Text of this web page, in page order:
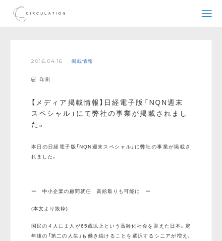
2016.04.16 掲載情報
印刷
【メディア掲載情報】日経電子版「NQN週末
スペシャル」にて弊社の事業が掲載されまし
た。
本日の日経電子版「NQN週末スペシャル」に弊社の事業が掲載さ
れました。
ー 中小企業の顧問就任 高給取りも可能に ー
(本文より抜粋)
国民の４人に１人が65歳以上という高齢化社会を迎えた日本。定
年後の「第二の人生」も働き続けることを選択するシニアが増え、